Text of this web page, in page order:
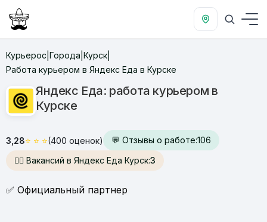
Курьерос Города Курск
Работа курьером в Яндекс Еда в Курске
Яндекс Еда: работа курьером в
Курске
3,28⭐ ⭐ ⭐(400 оценок) 💬 Отзывы о работе:106
🙋‍♂️ Вакансий в Яндекс Еда Курск:3
✅ Официальный партнер